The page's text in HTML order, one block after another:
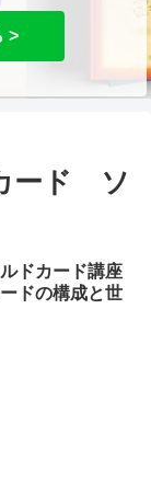
>
ード ソ
ドカード講座
ドの構成と世